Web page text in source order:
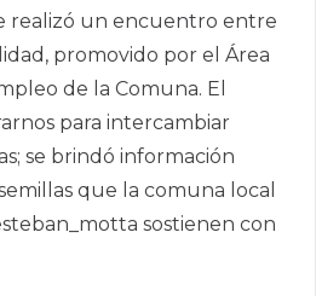
realizó un encuentro entre
promovido por el Área
de la Comuna. El
para intercambiar
se brindó información
que la comuna local
sostienen con